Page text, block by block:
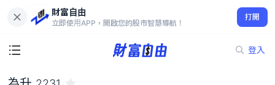
財富自由
立即使用APP，開啟您的股市智慧導航！
打開
登入
102.50
9.86%